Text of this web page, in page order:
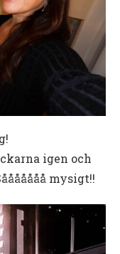
igen och
mysigt!!